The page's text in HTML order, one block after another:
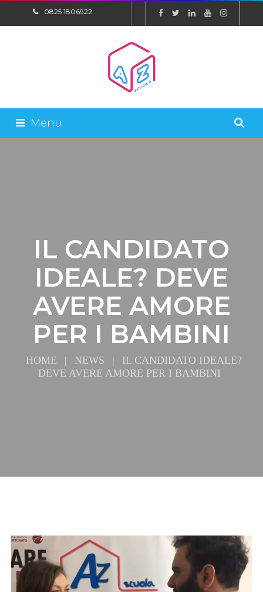
0825 1806922
Menu
IL CANDIDATO
IDEALE? DEVE
AVERE AMORE
PER I BAMBINI
HOME | NEWS |
IL CANDIDATO IDEALE?
DEVE AVERE AMORE PER I BAMBINI